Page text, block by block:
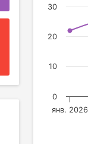
янв. 2026
0
10
20
30